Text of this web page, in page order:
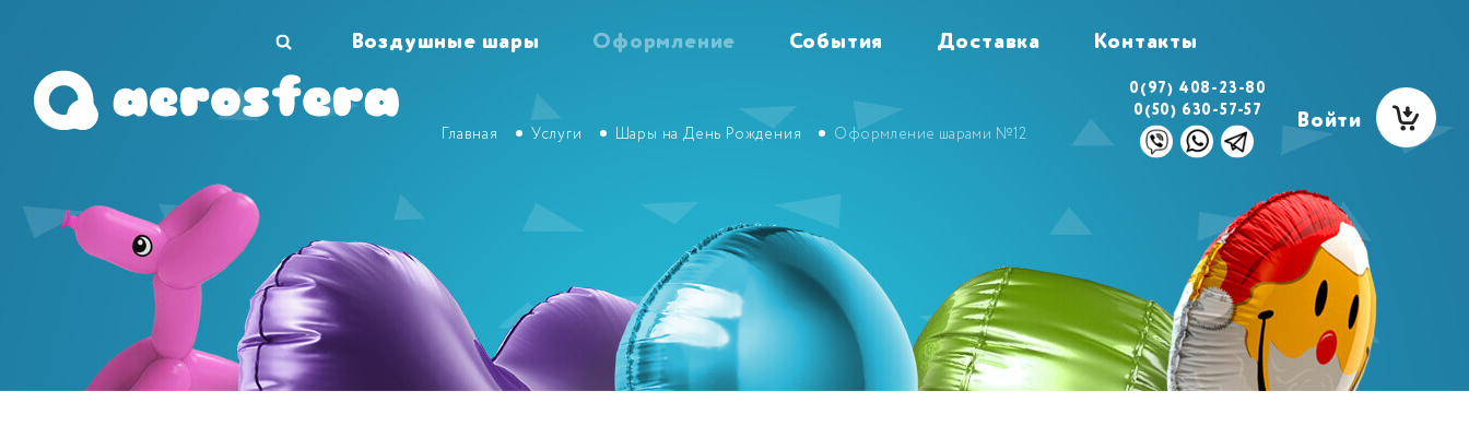
Воздушные шары Оформление События Доставка Контакты
0(97) 408-23-80
0(50) 630-57-57
Войти
Главная Услуги Шары на День Рождения Оформление шарами №12